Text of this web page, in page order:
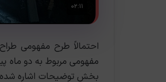
احتمالاً طرح مفهومی
مفهومی مربوط به دو ماه
بخش توضیحات اشاره